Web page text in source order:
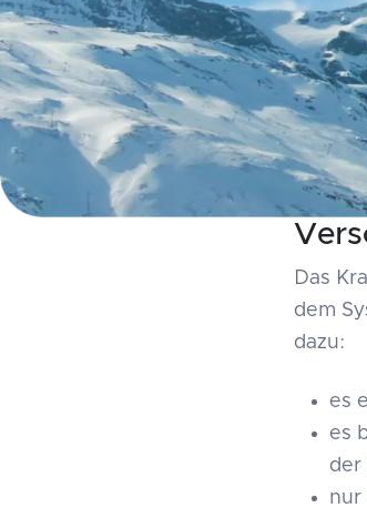
Das
dem
dazu:
es
es
der
nur